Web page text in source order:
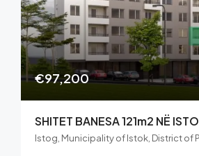
€97,200
SHITET BANESA 121m2 NË